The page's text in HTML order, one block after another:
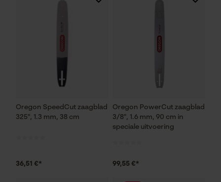
Oregon SpeedCut zaagblad
325", 1.3 mm, 38 cm
36,51 €*
Oregon PowerCut zaagblad
3/8", 1.6 mm, 90 cm in
speciale uitvoering
99,55 €*